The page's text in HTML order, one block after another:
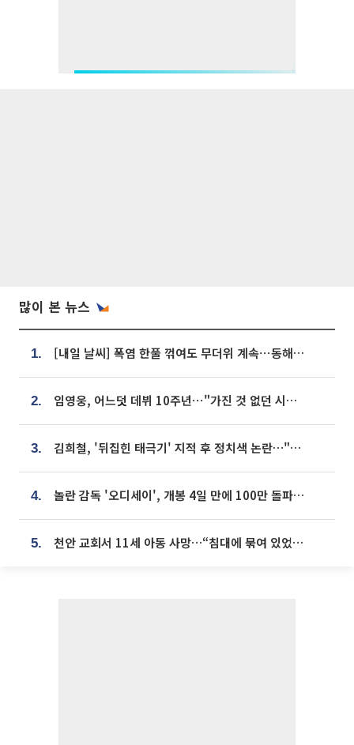
많이 본 뉴스
1. [내일 날씨] 폭염 한풀 꺾여도 무더위 계속⋯동해안 이틀 연속 비
2. 임영웅, 어느덧 데뷔 10주년⋯"가진 것 없던 시절, 내 앞엔 20명의 팬뿐"
3. 김희철, '뒤집힌 태극기' 지적 후 정치색 논란…"좌우 떠나 우리나라 국기"
4. 놀란 감독 '오디세이', 개봉 4일 만에 100만 돌파⋯'왕사남' 보다 빠르다
5. 천안 교회서 11세 아동 사망…“침대에 묶여 있었다” 진술 확보